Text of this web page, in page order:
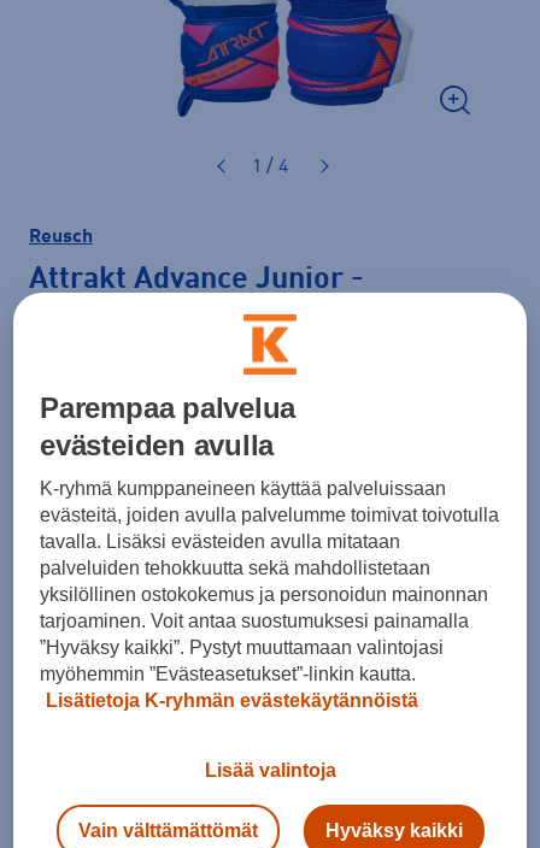
1 / 4
Reusch
Attrakt Advance Junior -
maalivahdin hanska
Koko
4 5 6 7
Lisää ostoskoriin
Tarkista saatavuus ja tilaa myymälästä
Parempaa palvelua
evästeiden avulla
K-ryhmä kumppaneineen käyttää palveluissaan
evästeitä, joiden avulla palvelumme toimivat toivotulla
tavalla. Lisäksi evästeiden avulla mitataan
palveluiden tehokkuutta sekä mahdollistetaan
yksilöllinen ostokokemus ja personoidun mainonnan
tarjoaminen. Voit antaa suostumuksesi painamalla
”Hyväksy kaikki”. Pystyt muuttamaan valintojasi
myöhemmin ”Evästeasetukset”-linkin kautta.
Lisätietoja K-ryhmän evästekäytännöistä
Lisää valintoja
Vain välttämättömät Hyväksy kaikki